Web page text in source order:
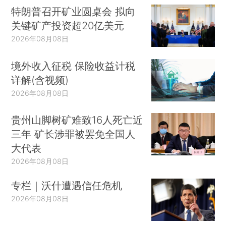
特朗普召开矿业圆桌会 拟向
关键矿产投资超20亿美元
2026年08月08日
境外收入征税 保险收益计税
详解(含视频)
2026年08月08日
贵州山脚树矿难致16人死亡近
三年 矿长涉罪被罢免全国人
大代表
2026年08月08日
专栏｜沃什遭遇信任危机
2026年08月08日